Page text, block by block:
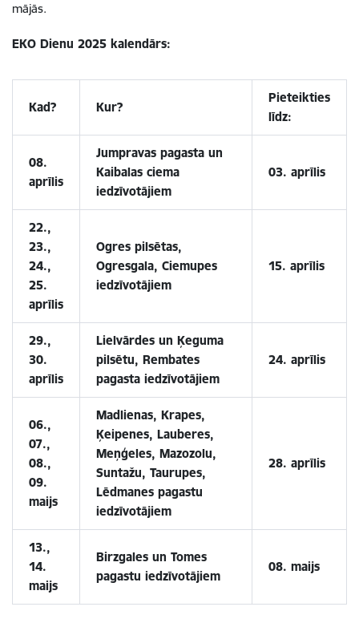
mājās.
EKO Dienu 2025 kalendārs:
Kad? Kur?
Pieteikties
līdz:
08.
aprīlis
Jumpravas pagasta un
Kaibalas ciema
iedzīvotājiem
03. aprīlis
22.,
23.,
24.,
25.
aprīlis
Ogres pilsētas,
Ogresgala, Ciemupes
iedzīvotājiem
15. aprīlis
29.,
30.
aprīlis
Lielvārdes un Ķeguma
pilsētu, Rembates
pagasta iedzīvotājiem
24. aprīlis
06.,
07.,
08.,
09.
maijs
Madlienas, Krapes,
Ķeipenes, Lauberes,
Meņģeles, Mazozolu,
Suntažu, Taurupes,
Lēdmanes pagastu
iedzīvotājiem
28. aprīlis
13.,
14.
maijs
Birzgales un Tomes
pagastu iedzīvotājiem
08. maijs